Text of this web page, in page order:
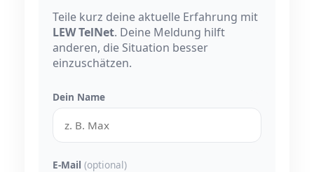
Teile kurz deine aktuelle Erfahrung mit
LEW TelNet. Deine Meldung hilft
anderen, die Situation besser
einzuschätzen.
Dein Name
E-Mail (optional)